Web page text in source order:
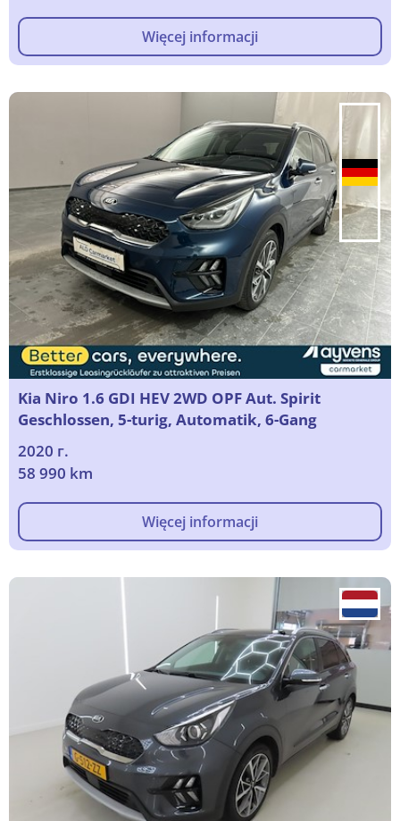
Więcej informacji
Kia Niro 1.6 GDI HEV 2WD OPF Aut. Spirit
Geschlossen, 5-turig, Automatik, 6-Gang
2020 г.
58 990 km
Więcej informacji